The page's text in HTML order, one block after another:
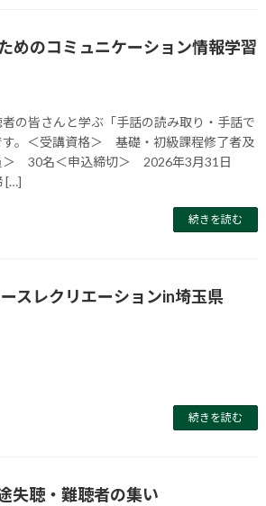
めのコミュニケーション情報学習
の皆さんと学ぶ「手話の読み取り・手話で
す。＜受講資格＞ 基礎・初級課程修了者及
＞ 30名＜申込締切＞ 2026年3月31日
[…]
続きを読む
スレクリエーションin埼玉県
続きを読む
失聴・難聴者の集い